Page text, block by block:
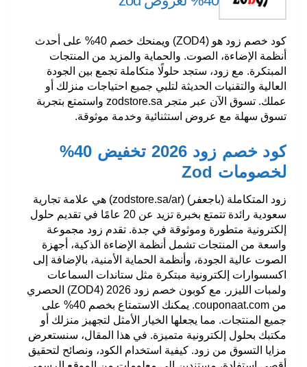
كود خصم زود هو (ZOD4) ويمنحك خصم 40% على أحدث
أنظمة الإضاءة، الصوت. والحماية والمزيد من المنتجات
المبتكرة. مع زود، ستجد حلولًا متكاملة تجمع بين الجودة
العالية والتقنيات الحديثة لتلبي جميع احتياجات منزلك أو
عملك. تسوق الآن عبر متجر zodstore.sa واستمتع بتجربة
تسوق سهلة مع عروض استثنائية وخدمة موثوقة.
كود خصم زود 2026 تخفيض 40%
لخصومات Zod
زود المتكاملة (باجعفر)
(zodstore.sa/ar) هي علامة تجارية
سعودية رائدة تتمتع بخبرة تزيد عن 20 عامًا في تقديم حلول
إلكترونية متطورة وموثوقة في جدة. تقدم زود مجموعة
واسعة من المنتجات تشمل أنظمة الإضاءة الذكية، أجهزة
الصوت عالية الجودة، وأنظمة الحماية الأمنية، بالإضافة إلى
اكسسوارات إلكترونية مبتكرة مثل ستاندات السماعات
ولمبات الليزر. مع كوبون خصم زود 2026 (ZOD4)
الحصري
من couponaat.com.
يمكنك الاستمتاع بخصم 40% على
جميع المنتجات. مما يجعلها الخيار الأمثل لتجهيز منزلك أو
مكتبك بحلول إلكترونية متميزة. في هذا المقال، سنستعرض
مزايا التسوق من زود. كيفية استخدام الكود، ونصائح لتحقيق